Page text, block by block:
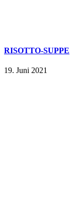
RISOTTO-SUPPE
19. Juni 2021